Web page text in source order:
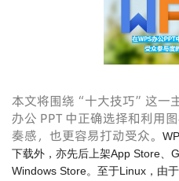
本文将围绕“十大技巧”这一
办公 PPT 中正确选择和利用
奏感，也更容易打动受众。
下载外，亦先后上架App Store、
Windows Store。至于Linux，由